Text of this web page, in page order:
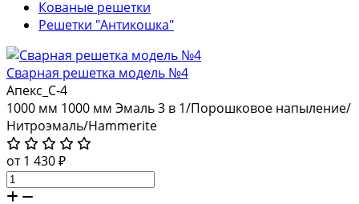
Кованые решетки
Решетки "Антикошка"
Сварная решетка модель №4
Апекс_С-4
1000 мм 1000 мм Эмаль 3 в 1/Порошковое напыление/
Нитроэмаль/Hammerite
от 1 430 ₽